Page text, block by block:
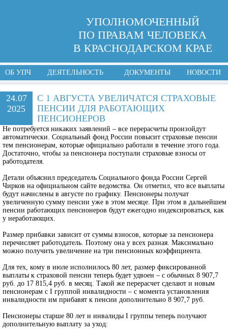
УПОЛНОМОЧЕННЫЙ
ПО ПРАВАМ ЧЕЛОВЕКА
В КРАСНОДАРСКОМ КРАЕ
ОБ УПЧ ДЕЯТЕЛЬНОСТЬ ДОКУМЕНТЫ НОВОСТИ
24.07
2025
С 1 АВГУСТА УВЕЛИЧАТСЯ СТРАХОВЫЕ
ПЕНСИИ ДЛЯ РАБОТАЮЩИХ
ПЕНСИОНЕРОВ
Не потребуется никаких заявлений – все перерасчеты произойдут
автоматически. Социальный фонд России повысит страховые пенсии
тем пенсионерам, которые официально работали в течение этого года.
Достаточно, чтобы за пенсионера поступали страховые взносы от
работодателя.
Детали объяснил председатель Социального фонда России Сергей
Чирков на официальном сайте ведомства. Он отметил, что все выплаты
будут начислены в августе по графику. Пенсионеры получат
увеличенную сумму пенсии уже в этом месяце. При этом в дальнейшем
пенсии работающих пенсионеров будут ежегодно индексироваться, как
у неработающих.
Размер прибавки зависит от суммы взносов, которые за пенсионера
перечисляет работодатель. Поэтому она у всех разная. Максимально
можно получить увеличение на три пенсионных коэффициента.
Для тех, кому в июле исполнилось 80 лет, размер фиксированной
выплаты к страховой пенсии теперь будет удвоен – с обычных 8 907,7
руб. до 17 815,4 руб. в месяц. Такой же перерасчет сделают и новым
пенсионерам с I группой инвалидности – с момента установления
инвалидности им прибавят к пенсии дополнительно 8 907,7 руб.
Пенсионеры старше 80 лет и инвалиды I группы теперь получают
дополнительную выплату за уход: